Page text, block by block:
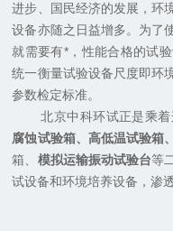
进步、国民经济的发展，环
设备亦随之日益增多。为了
就需要有*，性能合格的试
统一衡量试验设备尺度即环
参数检定标准。
北京中科环试正是乘
腐蚀试验箱、 高低温试验箱、
箱、 模拟运输振动试验台等
试设备和环境培养设备，渗